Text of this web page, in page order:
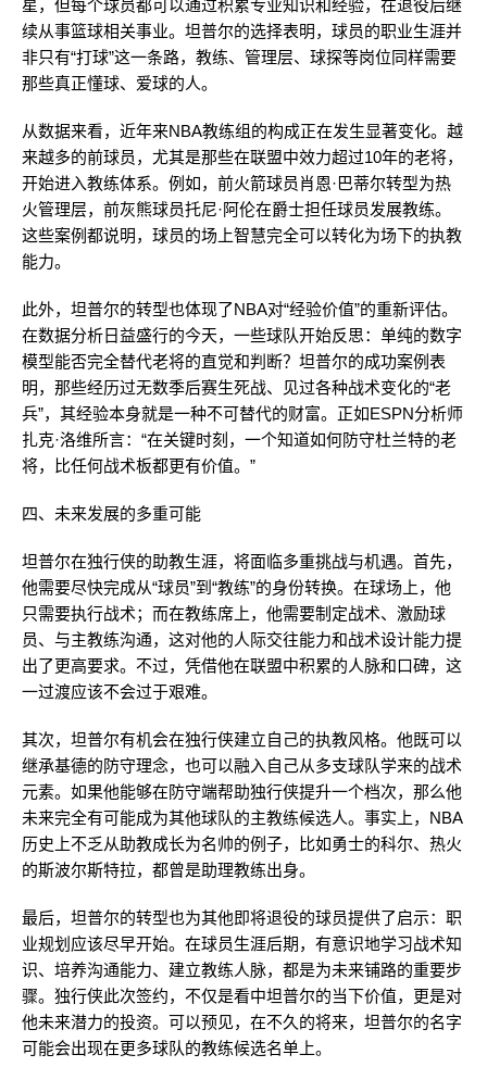
星，但每个球员都可以通过积累专业知识和经验，在退役后继
续从事篮球相关事业。坦普尔的选择表明，球员的职业生涯并
非只有“打球”这一条路，教练、管理层、球探等岗位同样需要
那些真正懂球、爱球的人。
从数据来看，近年来NBA教练组的构成正在发生显著变化。越
来越多的前球员，尤其是那些在联盟中效力超过10年的老将，
开始进入教练体系。例如，前火箭球员肖恩·巴蒂尔转型为热
火管理层，前灰熊球员托尼·阿伦在爵士担任球员发展教练。
这些案例都说明，球员的场上智慧完全可以转化为场下的执教
能力。
此外，坦普尔的转型也体现了NBA对“经验价值”的重新评估。
在数据分析日益盛行的今天，一些球队开始反思：单纯的数字
模型能否完全替代老将的直觉和判断？坦普尔的成功案例表
明，那些经历过无数季后赛生死战、见过各种战术变化的“老
兵”，其经验本身就是一种不可替代的财富。正如ESPN分析师
扎克·洛维所言：“在关键时刻，一个知道如何防守杜兰特的老
将，比任何战术板都更有价值。”
四、未来发展的多重可能
坦普尔在独行侠的助教生涯，将面临多重挑战与机遇。首先，
他需要尽快完成从“球员”到“教练”的身份转换。在球场上，他
只需要执行战术；而在教练席上，他需要制定战术、激励球
员、与主教练沟通，这对他的人际交往能力和战术设计能力提
出了更高要求。不过，凭借他在联盟中积累的人脉和口碑，这
一过渡应该不会过于艰难。
其次，坦普尔有机会在独行侠建立自己的执教风格。他既可以
继承基德的防守理念，也可以融入自己从多支球队学来的战术
元素。如果他能够在防守端帮助独行侠提升一个档次，那么他
未来完全有可能成为其他球队的主教练候选人。事实上，NBA
历史上不乏从助教成长为名帅的例子，比如勇士的科尔、热火
的斯波尔斯特拉，都曾是助理教练出身。
最后，坦普尔的转型也为其他即将退役的球员提供了启示：职
业规划应该尽早开始。在球员生涯后期，有意识地学习战术知
识、培养沟通能力、建立教练人脉，都是为未来铺路的重要步
骤。独行侠此次签约，不仅是看中坦普尔的当下价值，更是对
他未来潜力的投资。可以预见，在不久的将来，坦普尔的名字
可能会出现在更多球队的教练候选名单上。